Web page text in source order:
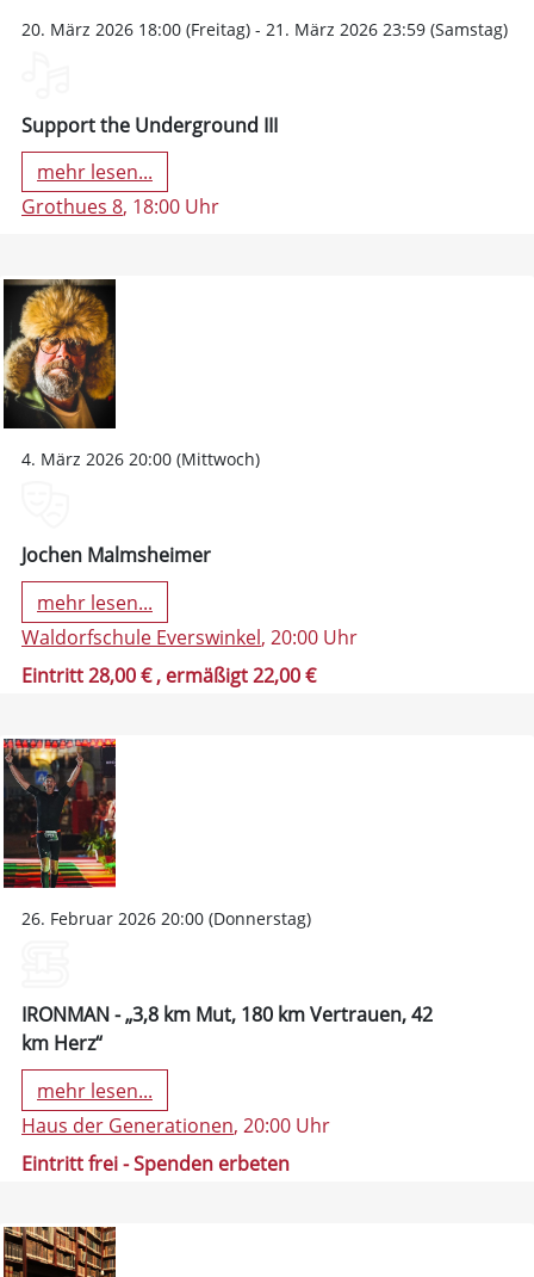
20. März 2026 18:00 (Freitag) - 21. März 2026 23:59 (Samstag)
Support the Underground III
mehr lesen...
Grothues 8, 18:00 Uhr
4. März 2026 20:00 (Mittwoch)
Jochen Malmsheimer
mehr lesen...
Waldorfschule Everswinkel, 20:00 Uhr
Eintritt 28,00 €, ermäßigt 22,00 €
26. Februar 2026 20:00 (Donnerstag)
IRONMAN - „3,8 km Mut, 180 km Vertrauen, 42
km Herz“
mehr lesen...
Haus der Generationen, 20:00 Uhr
Eintritt frei - Spenden erbeten